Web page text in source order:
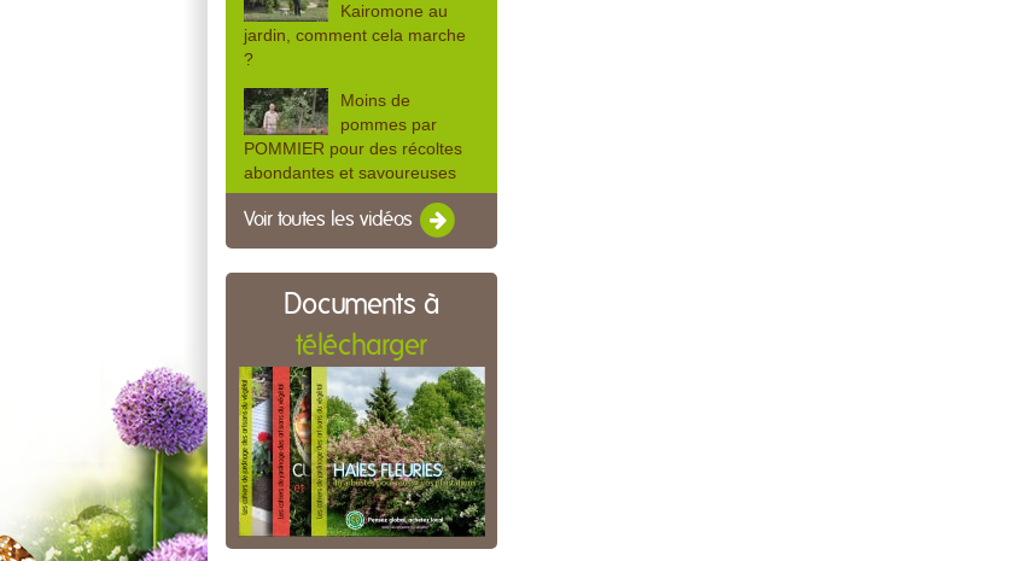
Kairomone au
jardin, comment cela marche
?
Moins de
pommes par
POMMIER pour des récoltes
abondantes et savoureuses
Voir toutes les vidéos
Documents à
télécharger